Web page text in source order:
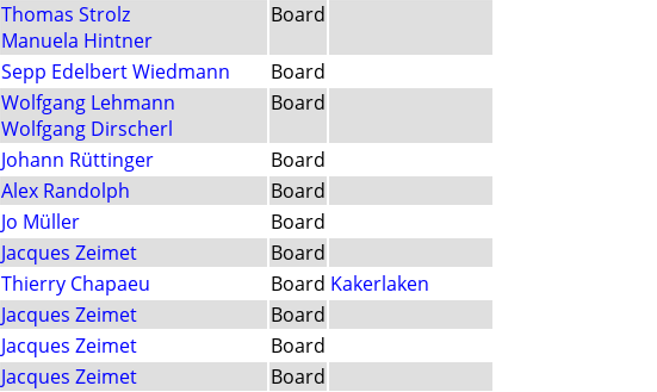
Thomas Strolz
Manuela Hintner
Board
Sepp Edelbert Wiedmann
Board
Wolfgang Lehmann
Wolfgang Dirscherl
Board
Johann Rüttinger
Board
Alex Randolph
Board
Jo Müller
Board
Jacques Zeimet
Board
Thierry Chapaeu Board Kakerlaken
Jacques Zeimet
Board
Jacques Zeimet
Board
Jacques Zeimet
Board